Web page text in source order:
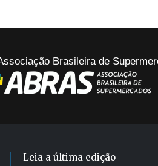
Brasileira de
Leia a última edição